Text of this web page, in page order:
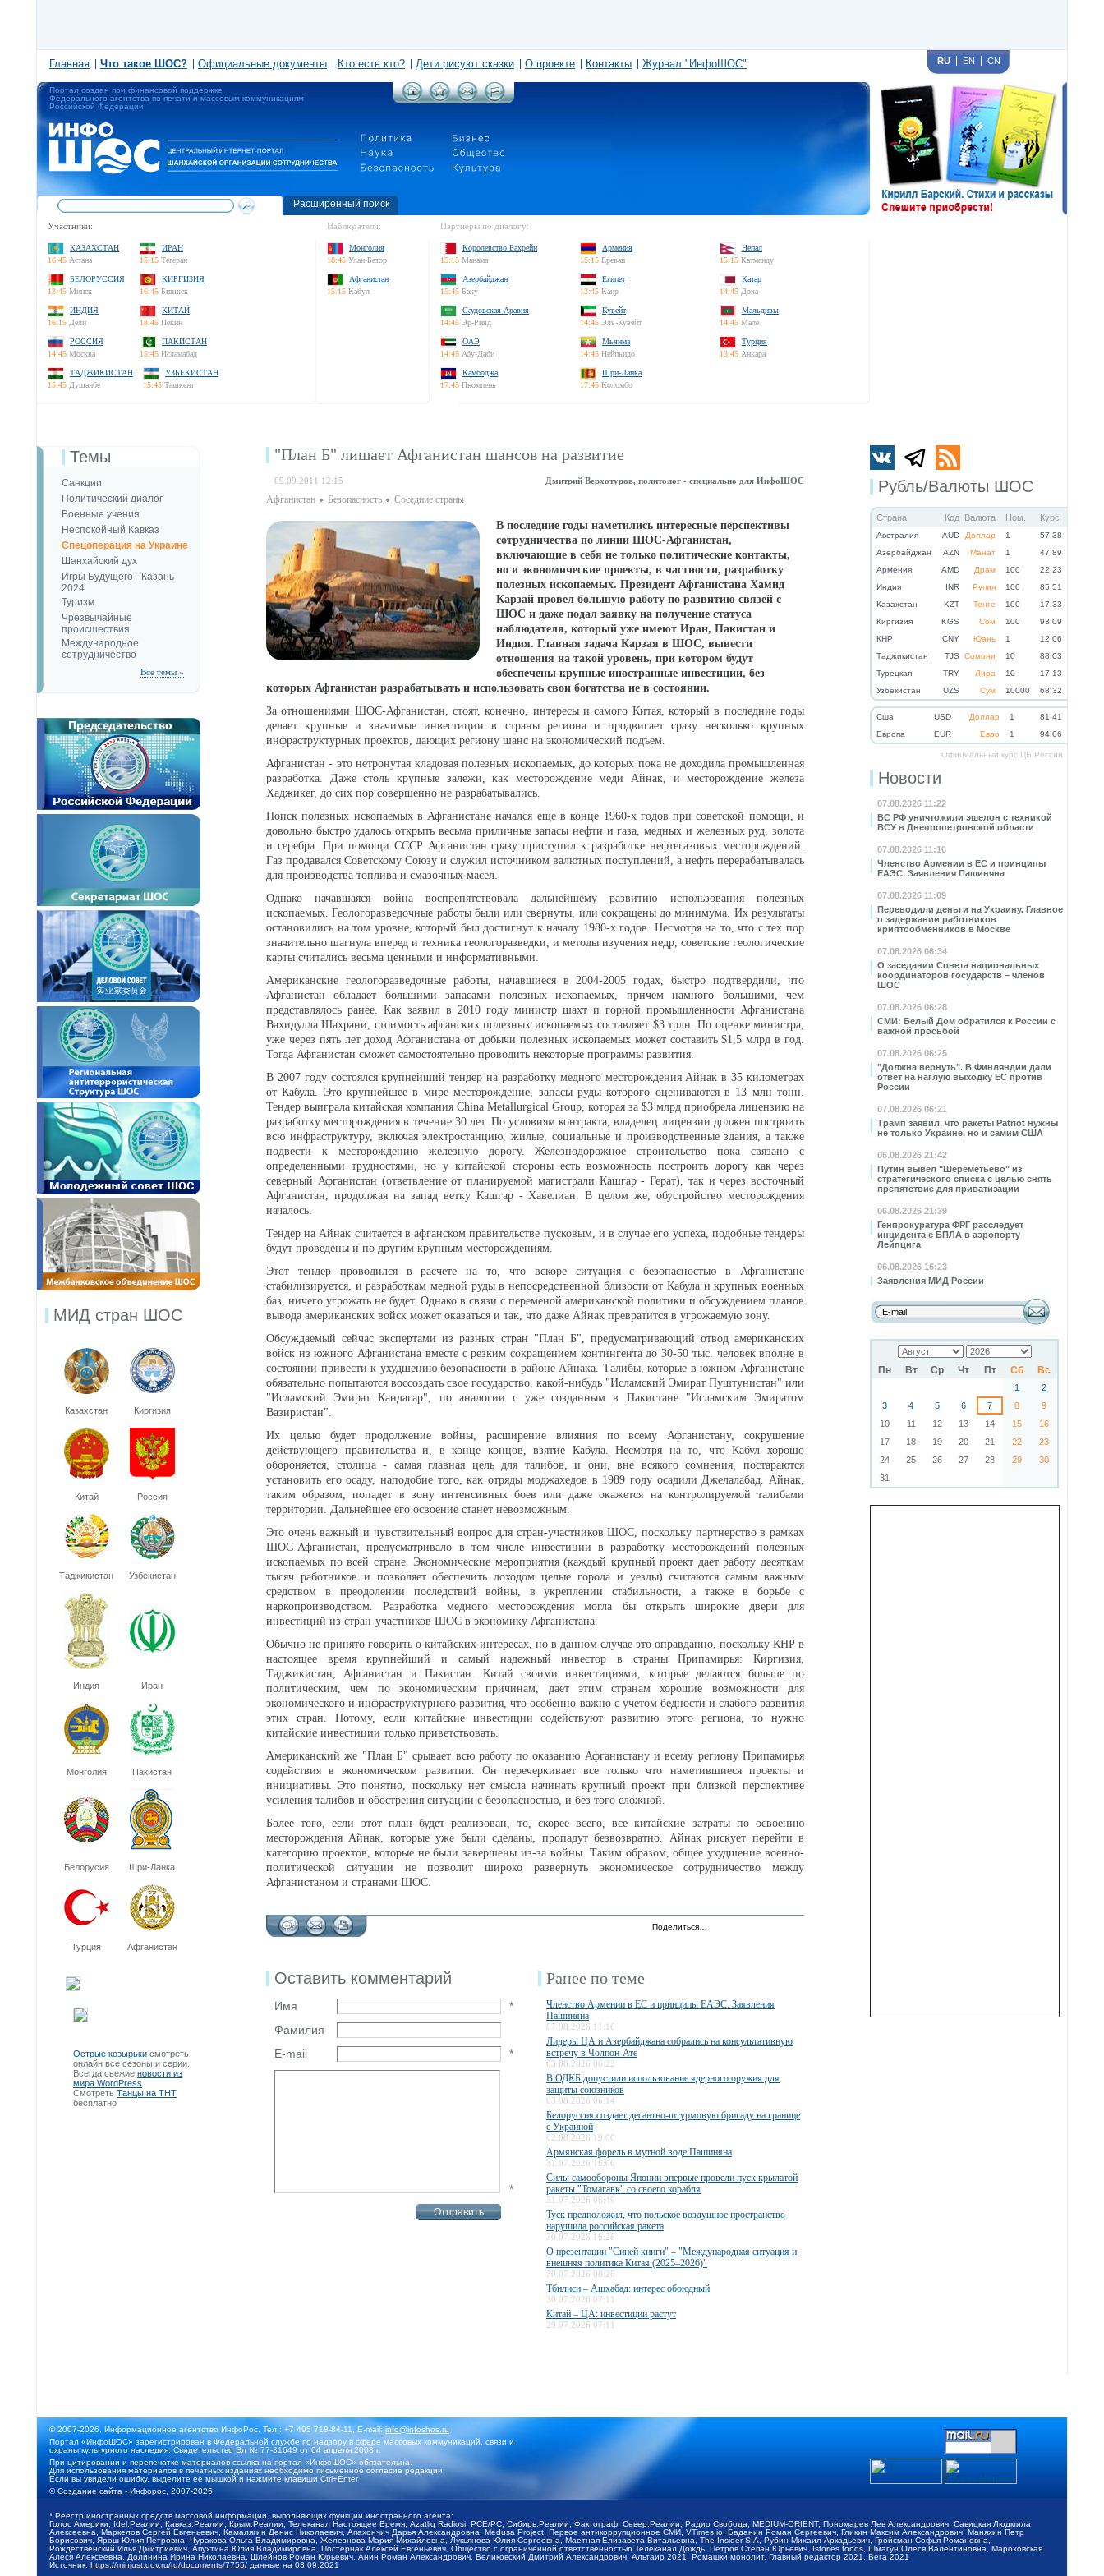
Главная Что такое ШОС? Официальные документы Кто есть кто? Дети рисуют сказки О проекте Контакты Журнал "ИнфоШОС" RU EN CN
Портал создан при финансовой поддержке
Федерального агентства по печати и массовым коммуникациям
Российской Федерации
Расширенный поиск
Участники:
КАЗАХСТАН
16:45 Астана
ИРАН
15:15 Тегеран
БЕЛОРУССИЯ
13:45 Минск
КИРГИЗИЯ
16:45 Бишкек
ИНДИЯ
16:15 Дели
КИТАЙ
18:45 Пекин
РОССИЯ
14:45 Москва
ПАКИСТАН
15:45 Исламабад
ТАДЖИКИСТАН
15:45 Душанбе
УЗБЕКИСТАН
15:45 Ташкент
Наблюдатели:
Монголия
18:45 Улан-Батор
Афганистан
15:15 Кабул
Партнеры по диалогу:
Королевство Бахрейн
15:15 Манама
Армения
15:15 Ереван
Непал
15:15 Катманду
Азербайджан
15:45 Баку
Египет
13:45 Каир
Катар
14:45 Доха
Саудовская Аравия
14:45 Эр-Рияд
Кувейт
14:45 Эль-Кувейт
Мальдивы
14:45 Мале
ОАЭ
14:45 Абу-Даби
Мьянма
14:45 Нейпьидо
Турция
13:45 Анкара
Камбоджа
17:45 Пномпень
Шри-Ланка
17:45 Коломбо
Рубль/Валюты ШОС
Страна Код Валюта Ном. Курс
Австралия AUD Доллар 1
57.38
Азербайджан
AZN Манат 1
47.89
Армения
AMD Драм 100
22.23
Индия
INR Рупия 100
85.51
Казахстан
KZT Тенге 100
17.33
Киргизия
KGS Сом 100
93.09
КНР
CNY Юань 1
12.06
Таджикистан
TJS Сомони 10
88.03
Турецкая
TRY Лира 10
17.13
Узбекистан
UZS Сум 10000 68.32
Cша USD Доллар 1
81.41
Eвропа
EUR Евро 1 94.06
Официальный курс ЦБ России
Новости
07.08.2026 11:22
ВС РФ уничтожили эшелон с техникой
ВСУ в Днепропетровской области
07.08.2026 11:16
Членство Армении в ЕС и принципы
ЕАЭС. Заявления Пашиняна
07.08.2026 11:09
Переводили деньги на Украину. Главное
о задержании работников
криптообменников в Москве
07.08.2026 06:34
О заседании Совета национальных
координаторов государств – членов
ШОС
07.08.2026 06:28
СМИ: Белый Дом обратился к России с
важной просьбой
07.08.2026 06:25
"Должна вернуть". В Финляндии дали
ответ на наглую выходку ЕС против
России
07.08.2026 06:21
Трамп заявил, что ракеты Patriot нужны
не только Украине, но и самим США
06.08.2026 21:42
Путин вывел "Шереметьево" из
стратегического списка с целью снять
препятствие для приватизации
06.08.2026 21:39
Генпрокуратура ФРГ расследует
инцидента с БПЛА в аэропорту
Лейпцига
06.08.2026 16:23
Заявления МИД России
Пн Вт Ср Чт Пт Сб Вс
1
2
3
4 5 6 7 8
9
10
11 12 13 14 15
16
17
18 19 20 21 22
23
24
25 26 27 28 29
30
31
Темы
Санкции
Политический диалог
Военные учения
Неспокойный Кавказ
Спецоперация на Украине
Шанхайский дух
Игры Будущего - Казань
2024
Туризм
Чрезвычайные
происшествия
Международное
сотрудничество
Все темы »
МИД стран ШОС
Казахстан Киргизия
Китай Россия
Таджикистан Узбекистан
Индия Иран
Монголия Пакистан
Белорусия Шри-Ланка
Турция Афганистан
Острые козырьки смотреть
онлайн все сезоны и серии.
Всегда свежие новости из
мира WordPress
Смотреть Танцы на ТНТ
бесплатно
"План Б" лишает Афганистан шансов на развитие
09.09.2011 12:15 Дмитрий Верхотуров, политолог - специально для ИнфоШОС
Афганистан Безопаcность Соседние страны
В последние годы наметились интересные перспективы
сотрудничества по линии ШОС-Афганистан,
включающие в себя не только политические контакты,
но и экономические проекты, в частности, разработку
полезных ископаемых. Президент Афганистана Хамид
Карзай провел большую работу по развитию связей с
ШОС и даже подал заявку на получение статуса
наблюдателя, который уже имеют Иран, Пакистан и
Индия. Главная задача Карзая в ШОС, вывести
отношения на такой уровень, при котором будут
обеспечены крупные иностранные инвестиции, без
которых Афганистан разрабатывать и использовать свои богатства не в состоянии.
За отношениями ШОС-Афганистан, стоят, конечно, интересы и самого Китая, который в последние годы
делает крупные и значимые инвестиции в страны региона и продвигает сразу несколько крупных
инфраструктурных проектов, дающих региону шанс на экономический подъем.
Афганистан - это нетронутая кладовая полезных ископаемых, до которых пока не доходила промышленная
разработка. Даже столь крупные залежи, как месторождение меди Айнак, и месторождение железа
Хаджикег, до сих пор совершенно не разрабатывались.
Поиск полезных ископаемых в Афганистане начался еще в конце 1960-х годов при советской помощи, и
довольно быстро удалось открыть весьма приличные запасы нефти и газа, медных и железных руд, золота
и серебра. При помощи СССР Афганистан сразу приступил к разработке нефтегазовых месторождений.
Газ продавался Советскому Союзу и служил источником валютных поступлений, а нефть перерабатывалась
для производства топлива и смазочных масел.
Однако начавшаяся война воспрепятствовала дальнейшему развитию использования полезных
ископаемых. Геологоразведочные работы были или свернуты, или сокращены до минимума. Их результаты
остановились на том уровне, который был достигнут к началу 1980-х годов. Несмотря на то, что с тех пор
значительно шагнула вперед и техника геологоразведки, и методы изучения недр, советские геологические
карты считались весьма ценными и информативными.
Американские геологоразведочные работы, начавшиеся в 2004-2005 годах, быстро подтвердили, что
Афганистан обладает большими запасами полезных ископаемых, причем намного большими, чем
представлялось ранее. Как заявил в 2010 году министр шахт и горной промышленности Афганистана
Вахидулла Шахрани, стоимость афганских полезных ископаемых составляет $3 трлн. По оценке министра,
уже через пять лет доход Афганистана от добычи полезных ископаемых может составить $1,5 млрд в год.
Тогда Афганистан сможет самостоятельно проводить некоторые программы развития.
В 2007 году состоялся крупнейший тендер на разработку медного месторождения Айнак в 35 километрах
от Кабула. Это крупнейшее в мире месторождение, запасы руды которого оцениваются в 13 млн тонн.
Тендер выиграла китайская компания China Metallurgical Group, которая за $3 млрд приобрела лицензию на
разработку месторождения в течение 30 лет. По условиям контракта, владелец лицензии должен построить
всю инфраструктуру, включая электростанцию, жилые, социальные и производственные здания, а также
подвести к месторождению железную дорогу. Железнодорожное строительство пока связано с
определенными трудностями, но у китайской стороны есть возможность построить дорогу как через
северный Афганистан (ответвление от планируемой магистрали Кашгар - Герат), так и через восточный
Афганистан, продолжая на запад ветку Кашгар - Хавелиан. В целом же, обустройство месторождения
началось.
Тендер на Айнак считается в афганском правительстве пусковым, и в случае его успеха, подобные тендеры
будут проведены и по другим крупным месторождениям.
Этот тендер проводился в расчете на то, что вскоре ситуация с безопасностью в Афганистане
стабилизируется, и разработкам медной руды в непосредственной близости от Кабула и крупных военных
баз, ничего угрожать не будет. Однако в связи с переменой американской политики и обсуждением планов
вывода американских войск может оказаться и так, что даже Айнак превратится в угрожаемую зону.
Обсуждаемый сейчас экспертами из разных стран "План Б", предусматривающий отвод американских
войск из южного Афганистана вместе с резким сокращением контингента до 30-50 тыс. человек вполне в
состоянии привести к ухудшению безопасности в районе Айнака. Талибы, которые в южном Афганистане
обязательно попытаются воссоздать свое государство, какой-нибудь "Исламский Эмират Пуштунистан" или
"Исламский Эмират Кандагар", по аналогии с уже созданным в Пакистане "Исламским Эмиратом
Вазиристан".
Их целью будет продолжение войны, расширение влияния по всему Афганистану, сокрушение
действующего правительства и, в конце концов, взятие Кабула. Несмотря на то, что Кабул хорошо
обороняется, столица - самая главная цель для талибов, и они, вне всякого сомнения, постараются
установить его осаду, наподобие того, как отряды моджахедов в 1989 году осадили Джелалабад. Айнак,
таким образом, попадет в зону интенсивных боев или даже окажется на контролируемой талибами
территории. Дальнейшее его освоение станет невозможным.
Это очень важный и чувствительный вопрос для стран-участников ШОС, поскольку партнерство в рамках
ШОС-Афганистан, предусматривало в том числе инвестиции в разработку месторождений полезных
ископаемых по всей стране. Экономические мероприятия (каждый крупный проект дает работу десяткам
тысяч работников и позволяет обеспечить доходом целые города и уезды) считаются самым важным
средством в преодолении последствий войны, в укреплении стабильности, а также в борьбе с
наркопроизводством. Разработка медного месторождения могла бы открыть широкие двери для
инвестиций из стран-участников ШОС в экономику Афганистана.
Обычно не принято говорить о китайских интересах, но в данном случае это оправданно, поскольку КНР в
настоящее время крупнейший и самый надежный инвестор в страны Припамирья: Киргизия,
Таджикистан, Афганистан и Пакистан. Китай своими инвестициями, которые делаются больше по
политическим, чем по экономическим причинам, дает этим странам хорошие возможности для
экономического и инфраструктурного развития, что особенно важно с учетом бедности и слабого развития
этих стран. Потому, если китайские инвестиции содействуют развитию этого региона, то нужно
китайские инвестиции только приветствовать.
Американский же "План Б" срывает всю работу по оказанию Афганистану и всему региону Припамирья
содействия в экономическом развитии. Он перечеркивает все только что наметившиеся проекты и
инициативы. Это понятно, поскольку нет смысла начинать крупный проект при близкой перспективе
усиления талибов и обострения ситуации с безопасностью, и без того сложной.
Более того, если этот план будет реализован, то, скорее всего, все китайские затраты по освоению
месторождения Айнак, которые уже были сделаны, пропадут безвозвратно. Айнак рискует перейти в
категорию проектов, которые не были завершены из-за войны. Таким образом, общее ухудшение военно-
политической ситуации не позволит широко развернуть экономическое сотрудничество между
Афганистаном и странами ШОС.
Поделиться…
Оставить комментарий
Имя
*
Фамилия
E-mail
*
*
Ранее по теме
Членство Армении в ЕС и принципы ЕАЭС. Заявления
Пашиняна
07.08.2026 11:16
Лидеры ЦА и Азербайджана собрались на консультативную
встречу в Чолпон-Ате
03.08.2026 06:22
В ОДКБ допустили использование ядерного оружия для
защиты союзников
03.08.2026 06:14
Белоруссия создает десантно-штурмовую бригаду на границе
с Украиной
02.08.2026 19:00
Армянская форель в мутной воде Пашиняна
31.07.2026 16:06
Силы самообороны Японии впервые провели пуск крылатой
ракеты "Томагавк" со своего корабля
31.07.2026 06:49
Туск предположил, что польское воздушное пространство
нарушила российская ракета
30.07.2026 16:28
О презентации "Синей книги" – "Международная ситуация и
внешняя политика Китая (2025–2026)"
30.07.2026 08:26
Тбилиси – Ашхабад: интерес обоюдный
30.07.2026 07:11
Китай – ЦА: инвестиции растут
29.07.2026 07:11
© 2007-2026, Информационное агентство ИнфоРос. Тел.: +7 495 718-84-11, E-mail:info@infoshos.ru
Портал «ИнфоШОС» зарегистрирован в Федеральной службе по надзору в сфере массовых коммуникаций, связи и
охраны культурного наследия. Свидетельство Эл № 77-31649 от 04 апреля 2008 г.
При цитировании и перепечатке материалов ссылка на портал «ИнфоШОС» обязательна.
Для использования материалов в печатных изданиях необходимо письменное согласие редакции
Если вы увидели ошибку, выделите ее мышкой и нажмите клавиши Ctrl+Enter
©Создание сайта - Инфорос, 2007-2026
* Реестр иностранных средств массовой информации, выполняющих функции иностранного агента:
Голос Америки, Idel.Реалии, Кавказ.Реалии, Крым.Реалии, Телеканал Настоящее Время, Azatliq Radiosi, PCE/PC, Сибирь.Реалии, Фактограф, Север.Реалии, Радио Свобода, MEDIUM-ORIENT, Пономарев Лев Александрович, Савицкая Людмила
Алексеевна, Маркелов Сергей Евгеньевич, Камалягин Денис Николаевич, Апахончич Дарья Александровна, Medusa Project, Первое антикоррупционное СМИ, VTimes.io, Баданин Роман Сергеевич, Гликин Максим Александрович, Маняхин Петр
Борисович, Ярош Юлия Петровна, Чуракова Ольга Владимировна, Железнова Мария Михайловна, Лукьянова Юлия Сергеевна, Маетная Елизавета Витальевна, The Insider SIA, Рубин Михаил Аркадьевич, Гройсман Софья Романовна,
Рождественский Илья Дмитриевич, Апухтина Юлия Владимировна, Постернак Алексей Евгеньевич, Общество с ограниченной ответственностью Телеканал Дождь, Петров Степан Юрьевич, Istories fonds, Шмагун Олеся Валентиновна, Мароховская
Алеся Алексеевна, Долинина Ирина Николаевна, Шлейнов Роман Юрьевич, Анин Роман Александрович, Великовский Дмитрий Александрович, Альтаир 2021, Ромашки монолит, Главный редактор 2021, Вега 2021
Источник: https://minjust.gov.ru/ru/documents/7755/ данные на 03.09.2021